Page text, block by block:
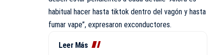
habitual hacer hasta tiktok dentro del vagón y hasta
fumar vape”, expresaron exconductores.
Leer Más